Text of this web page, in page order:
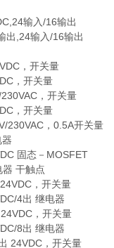
输入/16输出
出,24输入/16输出
，开关量
，开关量
，开关量
，开关量
230VAC，0.5A开关量
固态－MOSFET
干触点
，开关量
4出 继电器
，开关量
8出 继电器
24VDC，开关量